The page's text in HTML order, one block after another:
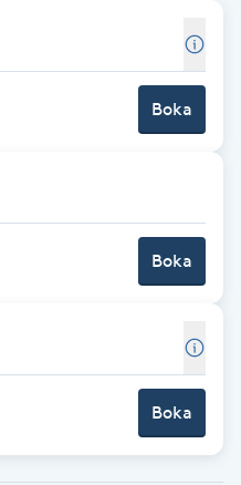
Boka
Boka
Boka